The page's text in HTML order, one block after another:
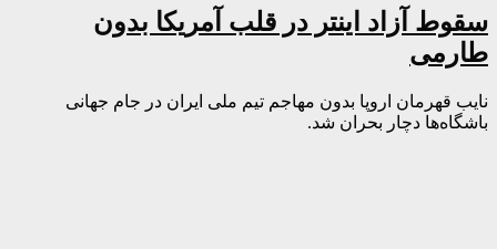
سقوط آزاد اینتر در قلب آمریکا بدون
طارمی
نایب قهرمان اروپا بدون مهاجم تیم ملی ایران در جام جهانی
باشگاه‌ها دچار بحران شد.